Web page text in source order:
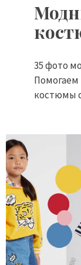
35 фото
Помогаем
костюмы